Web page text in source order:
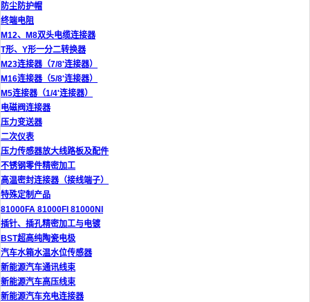
防尘防护帽
终端电阻
M12、M8双头电缆连接器
T形、Y形一分二转换器
M23连接器（7/8'连接器）
M16连接器（5/8'连接器）
M5连接器（1/4'连接器）
电磁阀连接器
压力变送器
二次仪表
压力传感器放大线路板及配件
不锈钢零件精密加工
高温密封连接器（接线端子）
特殊定制产品
81000FA 81000FI 81000NI
插针、插孔精密加工与电镀
BST超高纯陶瓷电极
汽车水箱水温水位传感器
新能源汽车通讯线束
新能源汽车高压线束
新能源汽车充电连接器